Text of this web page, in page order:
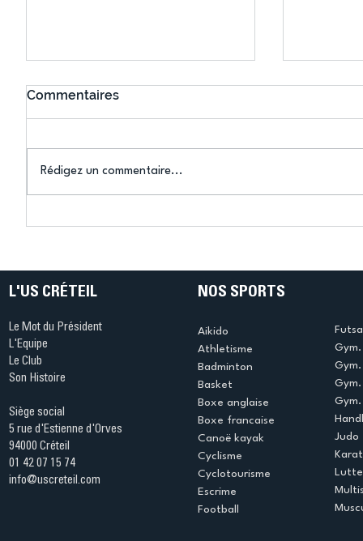
Commentaires
Rédigez un commentaire...
L'US CRÉTEIL
Le Mot du Président
L'Equipe
Le Club
Son Histoire
Siège social
5 rue d'Estienne d'Orves
94000 Créteil
01 42 07 15 74
info@uscreteil.com
NOS SPORTS
Aikido
Athletisme
Badminton
Basket
Boxe anglaise
Boxe francaise
Canoë kayak
Cyclisme
Cyclotourisme
Escrime
Football
Judo
Lutte